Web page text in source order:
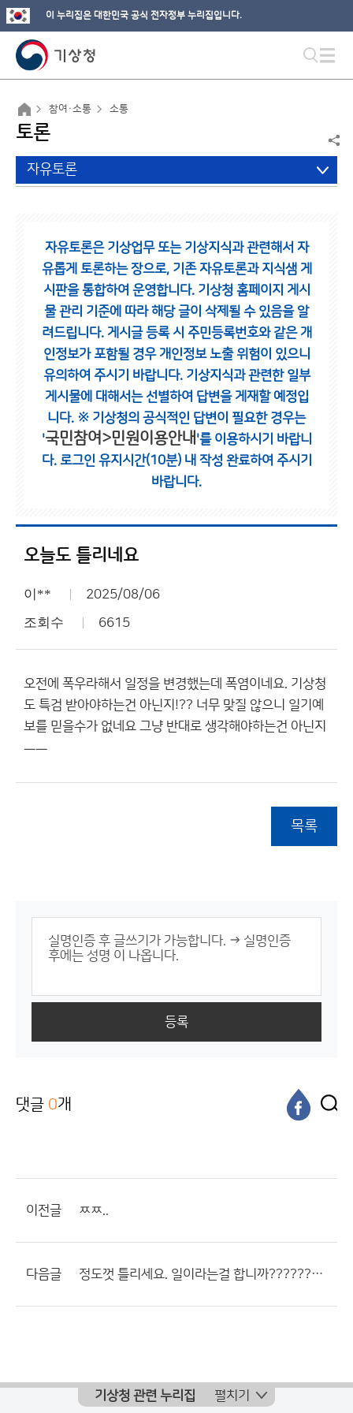
이 누리집은 대한민국 공식 전자정부 누리집입니다.
참여·소통 소통
토론
자유토론
자유토론은 기상업무 또는 기상지식과 관련해서 자
유롭게 토론하는 장으로, 기존 자유토론과 지식샘 게
시판을 통합하여 운영합니다. 기상청 홈페이지 게시
물 관리 기준에 따라 해당 글이 삭제될 수 있음을 알
려드립니다. 게시글 등록 시 주민등록번호와 같은 개
인정보가 포함될 경우 개인정보 노출 위험이 있으니
유의하여 주시기 바랍니다. 기상지식과 관련한 일부
게시물에 대해서는 선별하여 답변을 게재할 예정입
니다. ※ 기상청의 공식적인 답변이 필요한 경우는
'국민참여>민원이용안내 '를 이용하시기 바랍니
다. 로그인 유지시간(10분) 내 작성 완료하여 주시기
바랍니다.
오늘도 틀리네요
이** 2025/08/06
조회수 6615
오전에 폭우라해서 일정을 변경했는데 폭염이네요. 기상청
도 특검 받아야하는건 아닌지!?? 너무 맞질 않으니 일기예
보를 믿을수가 없네요 그냥 반대로 생각해야하는건 아닌지
ㅡㅡ
목록
등록
댓글 0개
이전글 ㅉㅉ..
다음글 정도껏 틀리세요. 일이라는걸 합니까??????????????
기상청 관련 누리집 펼치기